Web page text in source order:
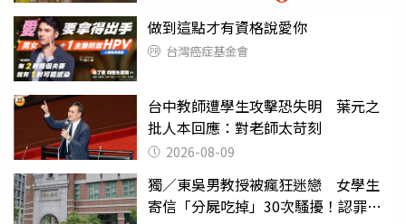
做到這點才有資格說愛你
台灣癌症基金會
台中教師遭學生攻擊恐失明 葉元之
批人本回應：對老師太苛刻
2026-08-09
獨／東吳男教授被瘋狂迷戀 女學生
寄信「分屍吃掉」30次騷擾！認罪免